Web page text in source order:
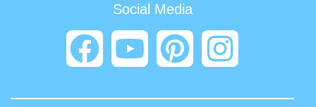
Social Media